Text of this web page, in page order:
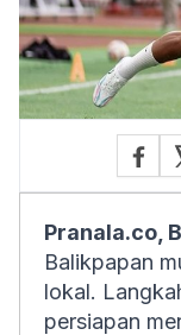
Pranala.co,
Balikpapan
lokal.
persiapan